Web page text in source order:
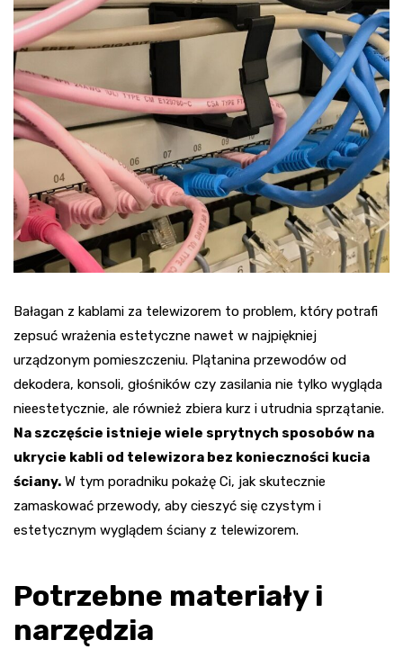
Bałagan z kablami za telewizorem to problem, który potrafi
zepsuć wrażenia estetyczne nawet w najpiękniej
urządzonym pomieszczeniu. Plątanina przewodów od
dekodera, konsoli, głośników czy zasilania nie tylko wygląda
nieestetycznie, ale również zbiera kurz i utrudnia sprzątanie.
Na szczęście istnieje wiele sprytnych sposobów na
ukrycie kabli od telewizora bez konieczności kucia
ściany. W tym poradniku pokażę Ci, jak skutecznie
zamaskować przewody, aby cieszyć się czystym i
estetycznym wyglądem ściany z telewizorem.
Potrzebne materiały i
narzędzia